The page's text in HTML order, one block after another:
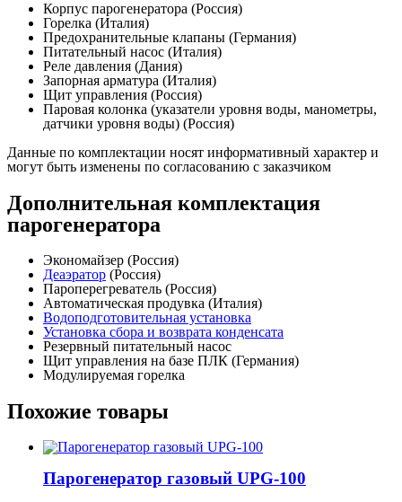
Корпус парогенератора (Россия)
Горелка (Италия)
Предохранительные клапаны (Германия)
Питательный насос (Италия)
Реле давления (Дания)
Запорная арматура (Италия)
Щит управления (Россия)
Паровая колонка (указатели уровня воды, манометры,
датчики уровня воды) (Россия)
Данные по комплектации носят информативный характер и
могут быть изменены по согласованию с заказчиком
Дополнительная комплектация
парогенератора
Экономайзер (Россия)
Деаэратор (Россия)
Пароперегреватель (Россия)
Автоматическая продувка (Италия)
Водоподготовительная установка
Установка сбора и возврата конденсата
Резервный питательный насос
Щит управления на базе ПЛК (Германия)
Модулируемая горелка
Похожие товары
Парогенератор газовый UPG-100